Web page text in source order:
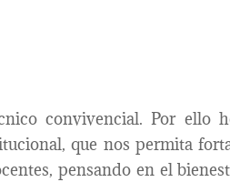
convivencial. Por ello
que nos permita
pensando en el